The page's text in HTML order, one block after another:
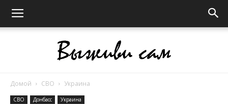
Домой СВО Украина
СВО Донбасс Украина